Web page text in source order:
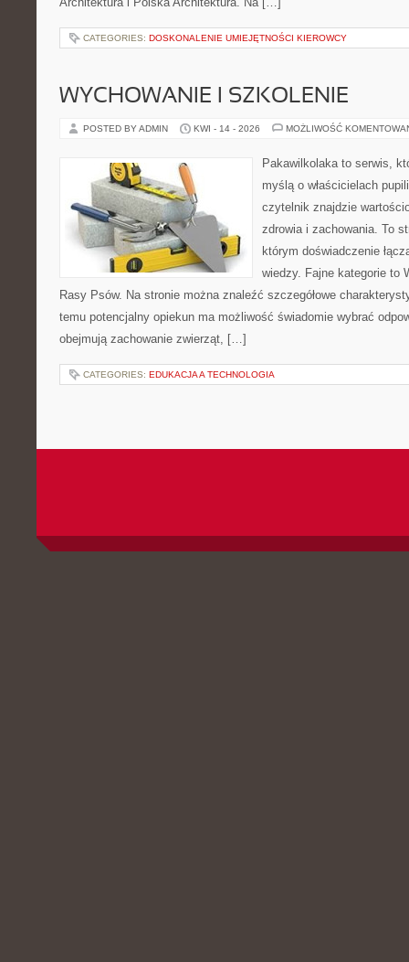
CATEGORIES: DOSKONALENIE UMIEJĘTNOŚCI KIEROWCY
WYCHOWANIE I SZKOLENIE
POSTED BY ADMIN KWI - 14 - 2026 MOŻLIWOŚĆ
Pakawilkolaka to serwis,
myślą o właścicielach
czytelnik znajdzie
zdrowia i zachowania. To
którym doświadczenie
wiedzy. Fajne kategorie to
Rasy Psów. Na stronie można znaleźć szczegółowe
temu potencjalny opiekun ma możliwość świadomie wybrać
obejmują zachowanie zwierząt, […]
CATEGORIES: EDUKACJA A TECHNOLOGIA